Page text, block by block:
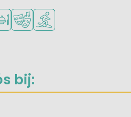
sportenSupermarkt
of pizzeria
Animatieprogramma
Watersportfaciliteiten
bij: